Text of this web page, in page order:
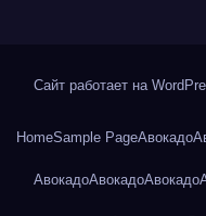
Сайт работает на
HomeSample PageАвокадо
АвокадоАвокадоАвокадо